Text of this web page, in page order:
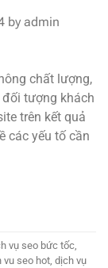
by admin
chất lượng,
tượng khách
trên kết quả
các yếu tố cần
vụ seo bức tốc
vu seo hot dịch vụ